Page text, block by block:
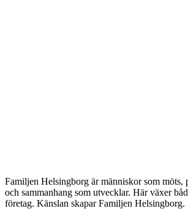
Familjen Helsingborg är människor som möts,
och sammanhang som utvecklar. Här växer
företag. Känslan skapar Familjen Helsingborg.